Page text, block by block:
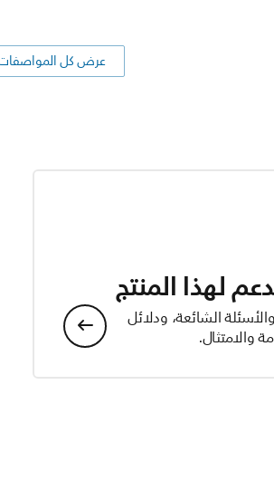
عرض كل المواصفات
لهذا المنتج
الشائعة، ودلائل
والامتثال.